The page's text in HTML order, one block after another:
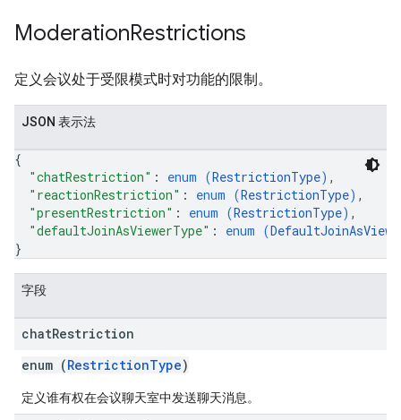
ModerationRestrictions
定义会议处于受限模式时对功能的限制。
JSON 表示法
{
"chatRestriction" : enum (RestrictionType) ,
"reactionRestriction" : enum (RestrictionType) ,
"presentRestriction" : enum (RestrictionType) ,
"defaultJoinAsViewerType" : enum (
}
字段
chatRestriction
enum (RestrictionType)
定义谁有权在会议聊天室中发送聊天消息。